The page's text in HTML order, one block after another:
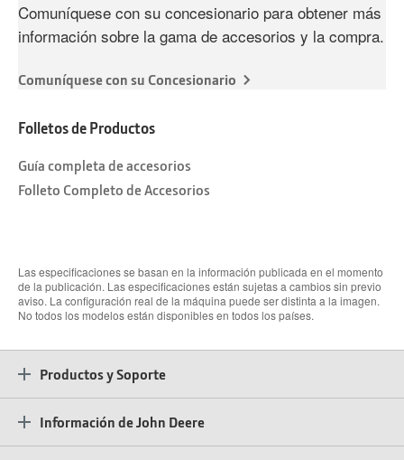
Comuníquese con su concesionario para obtener más
información sobre la gama de accesorios y la compra.
Comuníquese con su Concesionario
Folletos de Productos
Guía completa de accesorios
Folleto Completo de Accesorios
Las especificaciones se basan en la información publicada en el momento
de la publicación. Las especificaciones están sujetas a cambios sin previo
aviso. La configuración real de la máquina puede ser distinta a la imagen.
No todos los modelos están disponibles en todos los países.
Productos y Soporte
Información de John Deere